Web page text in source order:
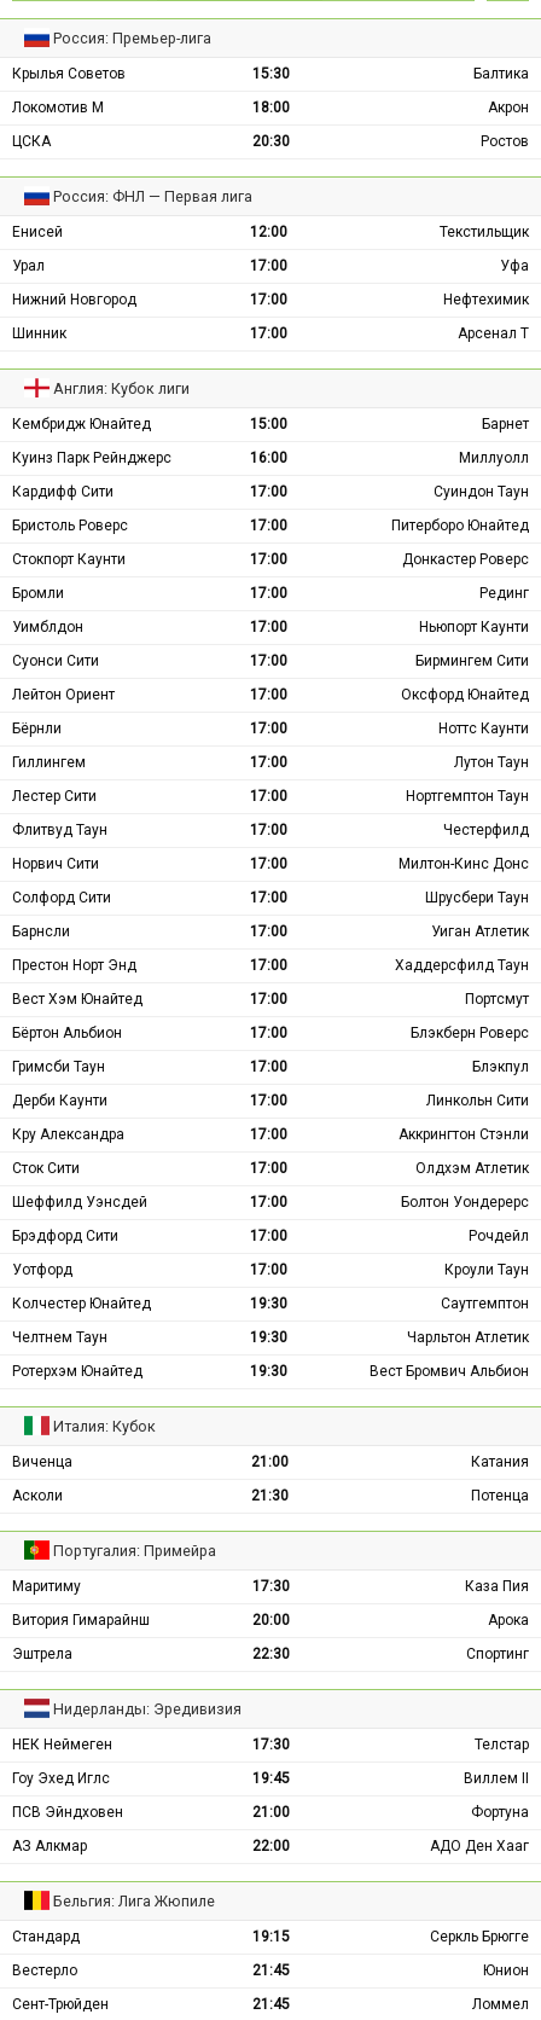
Россия: Премьер-лига
Крылья Советов 15:30
Балтика
Локомотив М
18:00
Акрон
ЦСКА
20:30 Ростов
Россия: ФНЛ — Первая лига
Енисей 12:00
Текстильщик
Урал
17:00
Уфа
Нижний Новгород
17:00
Нефтехимик
Шинник
17:00 Арсенал Т
Англия: Кубок лиги
Кембридж Юнайтед 15:00
Барнет
Куинз Парк Рейнджерс
16:00
Миллуолл
Кардифф Сити
17:00
Суиндон Таун
Бристоль Роверс
17:00
Питерборо Юнайтед
Стокпорт Каунти
17:00
Донкастер Роверс
Бромли
17:00
Рединг
Уимблдон
17:00
Ньюпорт Каунти
Суонси Сити
17:00
Бирмингем Сити
Лейтон Ориент
17:00
Оксфорд Юнайтед
Бёрнли
17:00
Ноттс Каунти
Гиллингем
17:00
Лутон Таун
Лестер Сити
17:00
Нортгемптон Таун
Флитвуд Таун
17:00
Честерфилд
Норвич Сити
17:00
Милтон-Кинс Донс
Солфорд Сити
17:00
Шрусбери Таун
Барнсли
17:00
Уиган Атлетик
Престон Норт Энд
17:00
Хаддерсфилд Таун
Вест Хэм Юнайтед
17:00
Портсмут
Бёртон Альбион
17:00
Блэкберн Роверс
Гримсби Таун
17:00
Блэкпул
Дерби Каунти
17:00
Линкольн Сити
Кру Александра
17:00
Аккрингтон Стэнли
Сток Сити
17:00
Олдхэм Атлетик
Шеффилд Уэнсдей
17:00
Болтон Уондерерс
Брэдфорд Сити
17:00
Рочдейл
Уотфорд
17:00
Кроули Таун
Колчестер Юнайтед
19:30
Саутгемптон
Челтнем Таун
19:30
Чарльтон Атлетик
Ротерхэм Юнайтед
19:30 Вест Бромвич Альбион
Италия: Кубок
Виченца 21:00
Катания
Асколи
21:30 Потенца
Португалия: Примейра
Маритиму 17:30
Каза Пия
Витория Гимарайнш
20:00
Арока
Эштрела
22:30 Спортинг
Нидерланды: Эредивизия
НЕК Неймеген 17:30
Телстар
Гоу Эхед Иглс
19:45
Виллем II
ПСВ Эйндховен
21:00
Фортуна
АЗ Алкмар
22:00 АДО Ден Хааг
Бельгия: Лига Жюпиле
Стандард 19:15
Серкль Брюгге
Вестерло
21:45
Юнион
Сент-Трюйден
21:45 Ломмел